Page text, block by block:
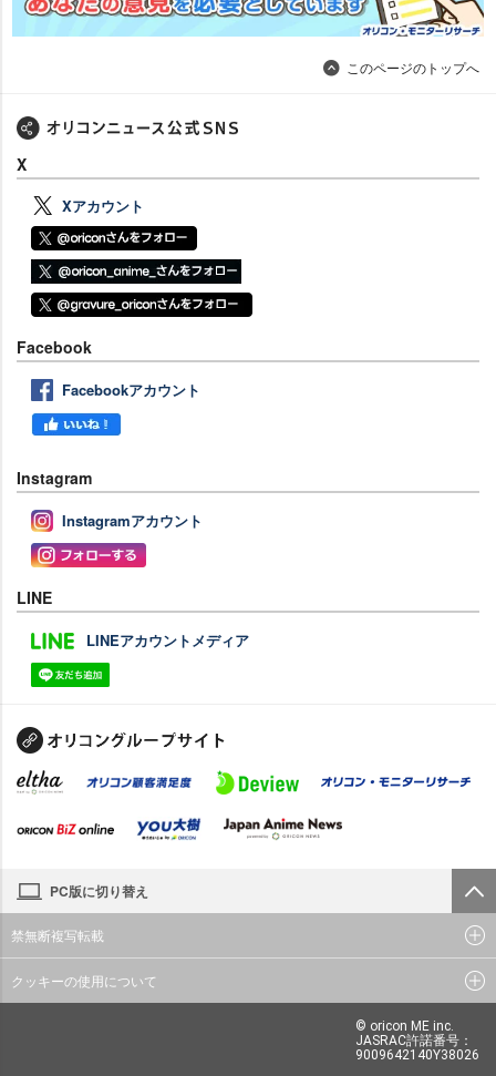
このページのトップへ
X
Xアカウント
Facebook
Facebookアカウント
Instagram
Instagramアカウント
LINE
LINEアカウントメディア
PC版に切り替え
禁無断複写転載
クッキーの使用について
© oricon ME inc.
JASRAC許諾番号：
9009642140Y38026